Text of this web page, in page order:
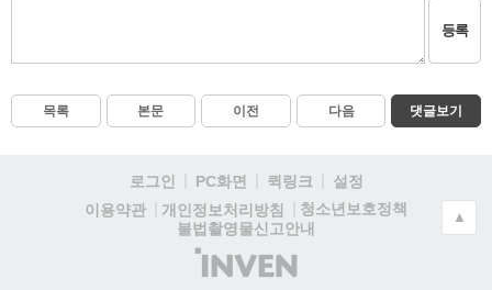
등록
목록 본문 이전 다음 댓글보기
로그인 PC화면 퀵링크
설정
이용약관
개인정보처리방침
청소년보호정책
불법촬영물신고안내
(주)
인
▲